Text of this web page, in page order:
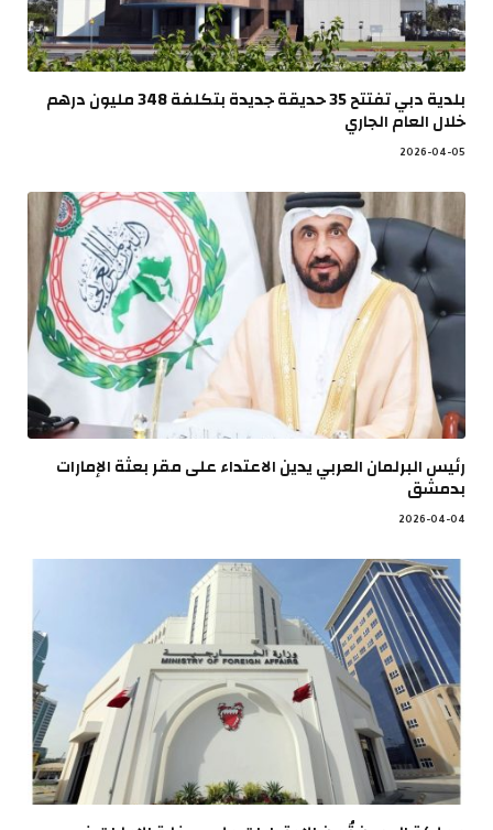
بلدية دبي تفتتح 35 حديقة جديدة بتكلفة 348 مليون درهم
خلال العام الجاري
2026-04-05
رئيس البرلمان العربي يدين الاعتداء على مقر بعثة الإمارات
بدمشق
2026-04-04